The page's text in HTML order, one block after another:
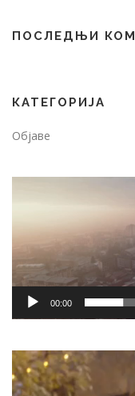
ПОСЛЕДЊИ
КАТЕГОРИЈА
Објаве
00:00
Video
Player